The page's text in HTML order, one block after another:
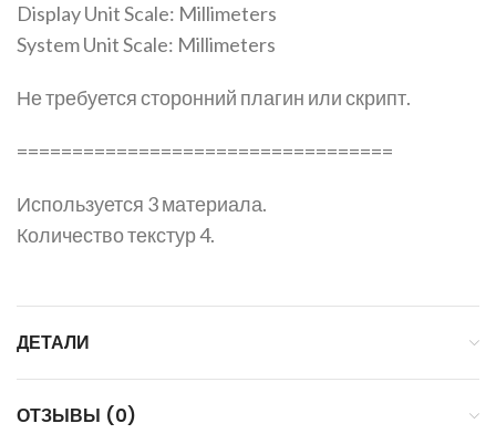
Display Unit Scale: Millimeters
System Unit Scale: Millimeters
Не требуется сторонний плагин или скрипт.
==================================
Используется 3 материала.
Количество текстур 4.
ДЕТАЛИ
ОТЗЫВЫ (0)